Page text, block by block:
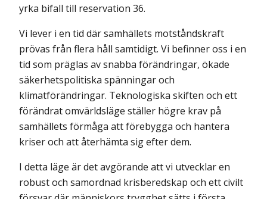
yrka bifall till reservation 36.
Vi lever i en tid där samhällets motståndskraft
prövas från flera håll samtidigt. Vi befinner oss i en
tid som präglas av snabba förändringar, ökade
säkerhetspolitiska spänningar och
klimatförändringar. Teknologis­ka skiften och ett
förändrat omvärldsläge ställer högre krav på
samhällets förmåga att förebygga och hantera
kriser och att återhämta sig efter dem.
I detta läge är det avgörande att vi utvecklar en
robust och samordnad krisberedskap och ett civilt